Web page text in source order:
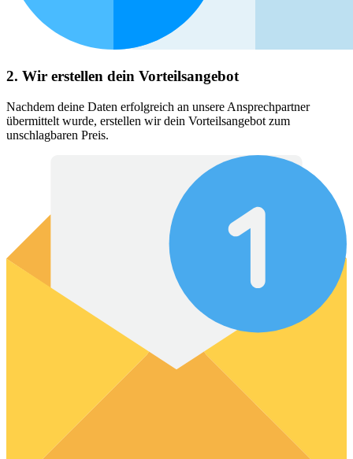
2. Wir erstellen dein Vorteilsangebot
Nachdem deine Daten erfolgreich an unsere Ansprechpartner
übermittelt wurde, erstellen wir dein Vorteilsangebot zum
unschlagbaren Preis.